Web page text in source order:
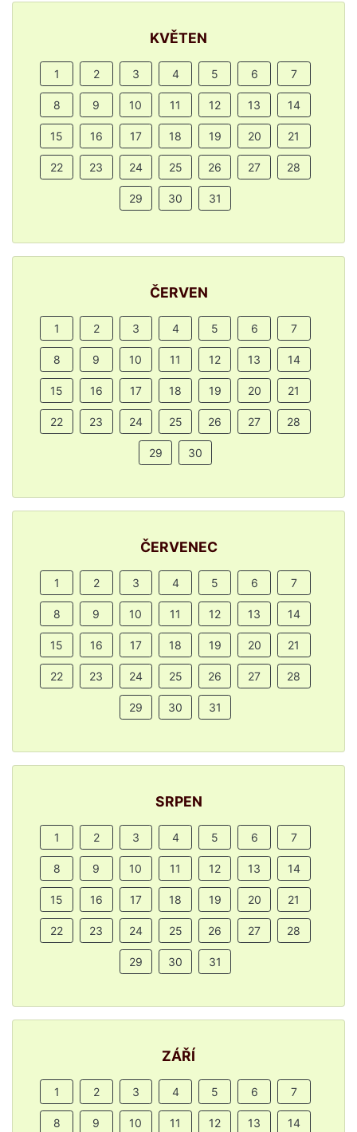
KVĚTEN
1 2 3 4 5 6 7
8 9 10 11 12 13 14
15 16 17 18 19 20 21
22 23 24 25 26 27 28
29 30 31
ČERVEN
1 2 3 4 5 6 7
8 9 10 11 12 13 14
15 16 17 18 19 20 21
22 23 24 25 26 27 28
29 30
ČERVENEC
1 2 3 4 5 6 7
8 9 10 11 12 13 14
15 16 17 18 19 20 21
22 23 24 25 26 27 28
29 30 31
SRPEN
1 2 3 4 5 6 7
8 9 10 11 12 13 14
15 16 17 18 19 20 21
22 23 24 25 26 27 28
29 30 31
ZÁŘÍ
1 2 3 4 5 6 7
8 9 10 11 12 13 14